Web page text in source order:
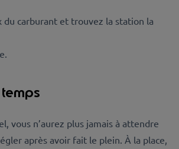
du carburant et trouvez la station la
vous n’aurez plus jamais à attendre
après avoir fait le plein. À la place,